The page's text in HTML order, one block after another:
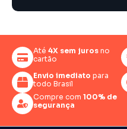
Até 4X sem juros no
cartão
Envio imediato para
todo Brasil
Compre com 100% de
segurança